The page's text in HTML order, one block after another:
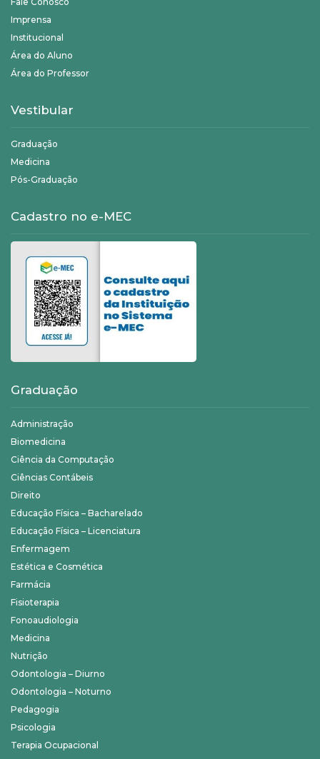
Imprensa
Institucional
Área do Aluno
Área do Professor
Vestibular
Graduação
Medicina
Pós-Graduação
Cadastro no e-MEC
Graduação
Administração
Biomedicina
Ciência da Computação
Ciências Contábeis
Direito
Educação Física – Bacharelado
Educação Física – Licenciatura
Enfermagem
Estética e Cosmética
Farmácia
Fisioterapia
Fonoaudiologia
Medicina
Nutrição
Odontologia – Diurno
Odontologia – Noturno
Pedagogia
Psicologia
Terapia Ocupacional